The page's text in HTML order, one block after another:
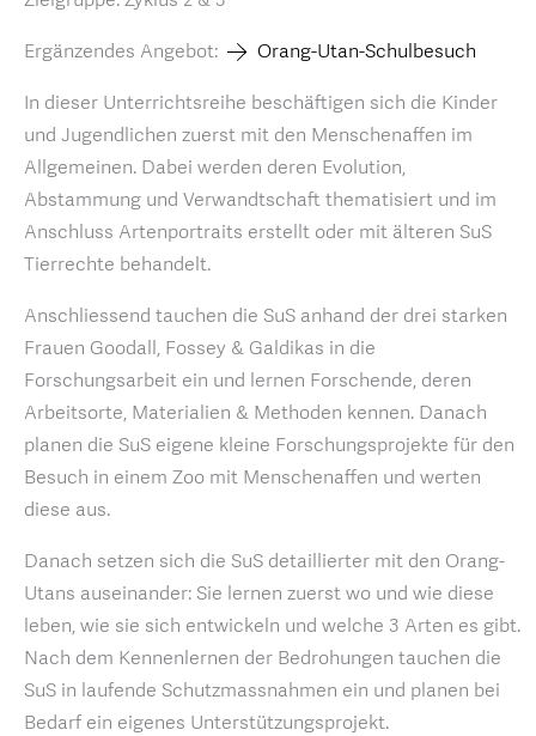
Ergänzendes Angebot: Orang-Utan-Schulbesuch
In dieser Unterrichtsreihe beschäftigen sich die Kinder
und Jugendlichen zuerst mit den Menschenaffen im
Allgemeinen. Dabei werden deren Evolution,
Abstammung und Verwandtschaft thematisiert und im
Anschluss Artenportraits erstellt oder mit älteren SuS
Tierrechte behandelt.
Anschliessend tauchen die SuS anhand der drei starken
Frauen Goodall, Fossey & Galdikas in die
Forschungsarbeit ein und lernen Forschende, deren
Arbeitsorte, Materialien & Methoden kennen. Danach
planen die SuS eigene kleine Forschungsprojekte für den
Besuch in einem Zoo mit Menschenaffen und werten
diese aus.
Danach setzen sich die SuS detaillierter mit den Orang-
Utans auseinander: Sie lernen zuerst wo und wie diese
leben, wie sie sich entwickeln und welche 3 Arten es gibt.
Nach dem Kennenlernen der Bedrohungen tauchen die
SuS in laufende Schutzmassnahmen ein und planen bei
Bedarf ein eigenes Unterstützungsprojekt.